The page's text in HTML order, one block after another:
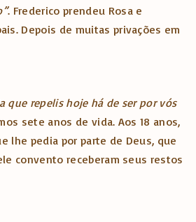
. Frederico prendeu Rosa e
Depois de muitas privações em
que repelis hoje há de ser por vós
sete anos de vida. Aos 18 anos,
lhe pedia por parte de Deus, que
convento receberam seus restos